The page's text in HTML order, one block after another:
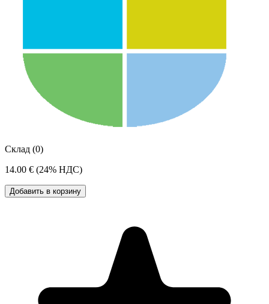
Склад (0)
14.00 € (24% НДС)
Добавить в корзину